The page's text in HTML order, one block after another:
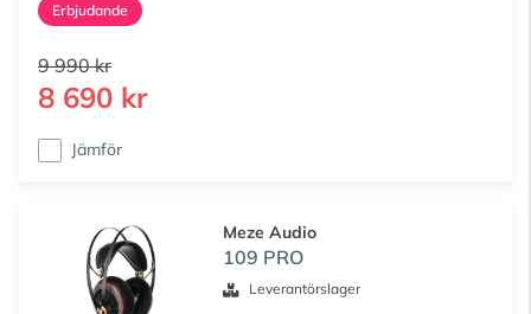
Erbjudande
9 990 kr
8 690 kr
Jämför
Meze Audio
109 PRO
Leverantörslager